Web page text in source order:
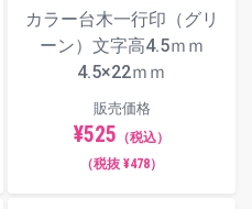
カラー台木一行印（グリ
ーン）文字高4.5ｍｍ
4.5×22ｍｍ
販売価格
¥525 （税込）
（税抜 ¥478）